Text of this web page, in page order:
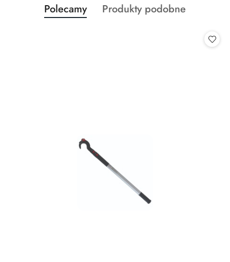
Pomiń karuzelę produktów
Produkty
o
Polecamy
Produkty
Produkty podobne